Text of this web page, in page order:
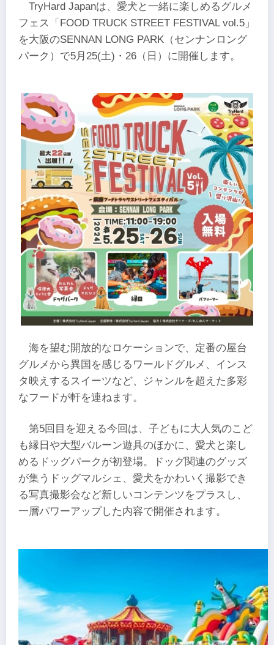
TryHard Japanは、愛犬と一緒に楽しめるグルメ
フェス「FOOD TRUCK STREET FESTIVAL vol.5」
を大阪のSENNAN LONG PARK（センナンロング
パーク）で5月25(土)・26（日）に開催します。
海を望む開放的なロケーションで、定番の屋台
グルメから異国を感じるワールドグルメ、インス
タ映えするスイーツなど、ジャンルを超えた多彩
なフードが軒を連ねます。
第5回目を迎える今回は、子どもに大人気のこど
も縁日や大型バルーン遊具のほかに、愛犬と楽し
めるドッグパークが初登場。ドッグ関連のグッズ
が集うドッグマルシェ、愛犬をかわいく撮影でき
る写真撮影会など新しいコンテンツをプラスし、
一層パワーアップした内容で開催されます。